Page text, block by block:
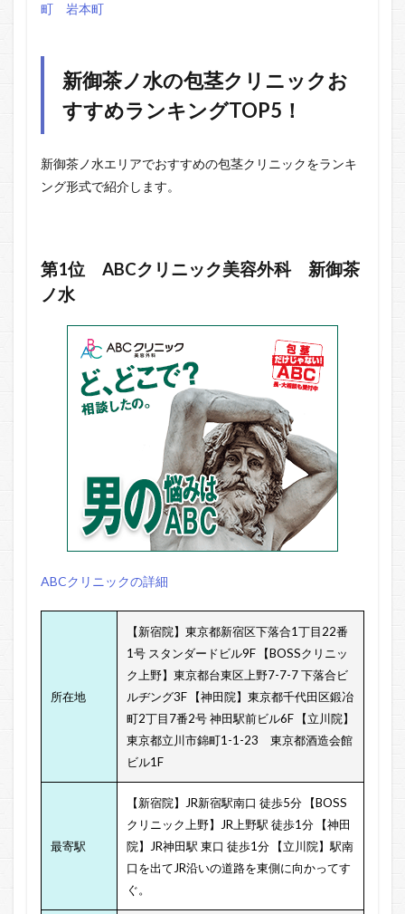
町
岩本町
新御茶ノ水の包茎クリニックお
すすめランキングTOP5！
新御茶ノ水エリアでおすすめの包茎クリニックをランキ
ング形式で紹介します。
第1位 ABCクリニック美容外科 新御茶
ノ水
ABCクリニックの詳細
所在地
【新宿院】東京都新宿区下落合1丁目22番
1号 スタンダードビル9F
【BOSSクリニッ
ク上野】東京都台東区上野7-7-7 下落合ビ
ルヂング3F
【神田院】東京都千代田区鍛冶
町2丁目7番2号 神田駅前ビル6F
【立川院】
東京都立川市錦町1-1-23 東京都酒造会館
ビル1F
最寄駅
【新宿院】JR新宿駅南口 徒歩5分
【BOSS
クリニック上野】JR上野駅 徒歩1分
【神田
院】JR神田駅 東口 徒歩1分
【立川院】駅南
口を出てJR沿いの道路を東側に向かってす
ぐ。